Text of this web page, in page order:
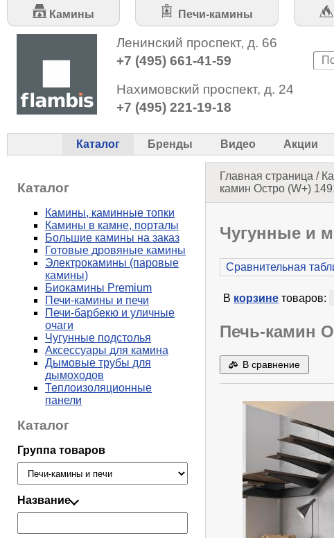
Камины Печи-камины
Ленинский проспект, д. 66
+7 (495) 661-41-59
Нахимовский проспект, д. 24
+7 (495) 221-19-18
Каталог Бренды Видео Акции
Главная страница /
камин Остро (W+)
Чугунные и
Сравнительная
В корзинетоваров:
Печь-камин
В сравнение
Каталог
Камины, каминные топки
Камины в камне, порталы
Большие камины на заказ
Готовые дровяные камины
Электрокамины (паровые
камины)
Биокамины Premium
Печи-камины и печи
Печи-барбекю и уличные
очаги
Чугунные подстолья
Аксессуары для камина
Дымовые трубы для
дымоходов
Теплоизоляционные
панели
Каталог
Группа товаров
Название